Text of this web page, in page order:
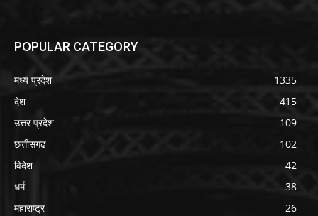
POPULAR CATEGORY
मध्य प्रदेश
1335
देश
415
उत्तर प्रदेश
109
छत्तीसगढ
102
विदेश
42
धर्म
38
महाराष्ट्र
26